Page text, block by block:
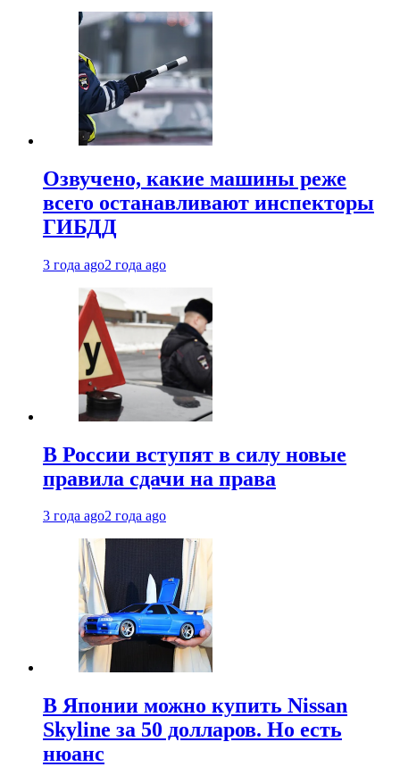
Озвучено, какие машины реже
всего останавливают инспекторы
ГИБДД
3 года ago2 года ago
В России вступят в силу новые
правила сдачи на права
3 года ago2 года ago
В Японии можно купить Nissan
Skyline за 50 долларов. Но есть
нюанс